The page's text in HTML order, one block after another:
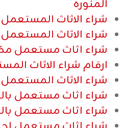
المنوره
شراء الاثاث
شراء الاثاث المستعمل
شراء اثاث مستعمل
ارقام شراء الاثاث
شراء الاثاث المستعمل
شراء اثاث مستعمل
شراء اثاث مستعمل